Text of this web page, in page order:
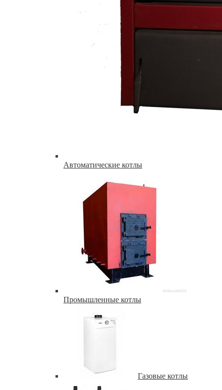
Автоматические котлы
Промышленные котлы
Газовые котлы